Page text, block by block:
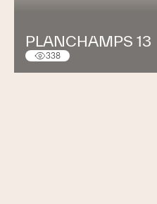
PLANCHAMPS 13
338